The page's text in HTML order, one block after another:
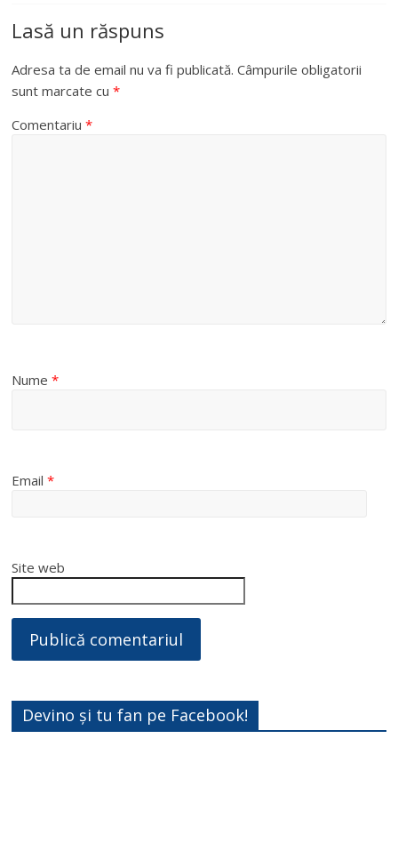
Lasă un răspuns
Adresa ta de email nu va fi publicată. Câmpurile obligatorii
sunt marcate cu*
Comentariu*
Nume*
Email*
Site web
Devino și tu fan pe Facebook!